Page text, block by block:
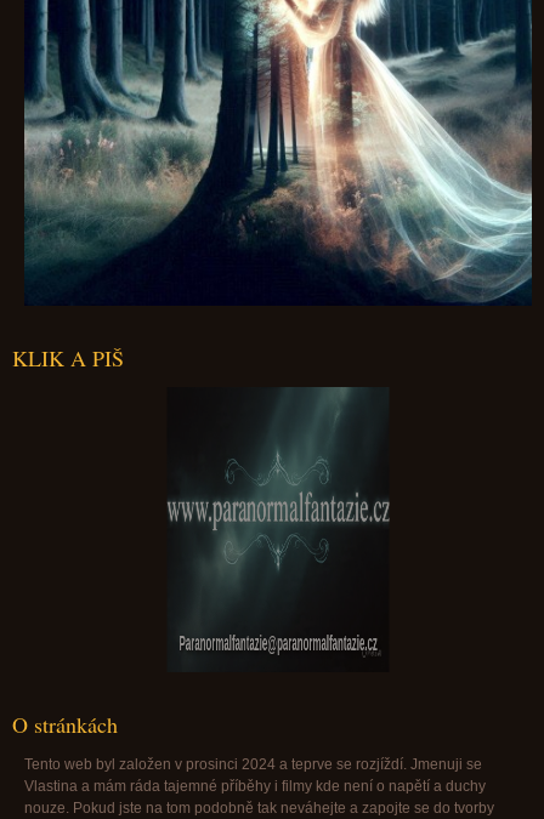
KLIK A PIŠ
Paranormalfantazie@paranormalfantazie.cz
O stránkách
Tento web byl založen v prosinci 2024 a teprve se rozjíždí. Jmenuji se
Vlastina a mám ráda tajemné příběhy i filmy kde není o napětí a duchy
nouze. Pokud jste na tom podobně tak neváhejte a zapojte se do tvorby